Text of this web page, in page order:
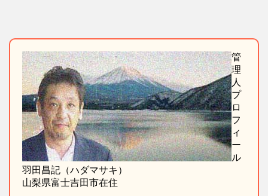
管
理
人
プ
ロ
フ
ィ
ー
ル
羽田昌記（ハダマサキ）
山梨県富士吉田市在住